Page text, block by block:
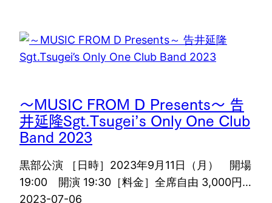
～MUSIC FROM D Presents～ 告
井延隆Sgt.Tsugei’s Only One Club
Band 2023
黒部公演 ［日時］2023年9月11日（月） 開場
19:00 開演 19:30［料金］全席自由 3,000円…
2023-07-06